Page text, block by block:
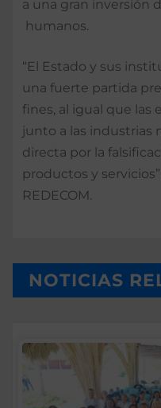
a una gran inversión
humanos.
“El Estado y sus
una fuerte partida
fines, al igual que las
junto a las industrias
directa por la
productos y
REDECOM.
NOTICIAS